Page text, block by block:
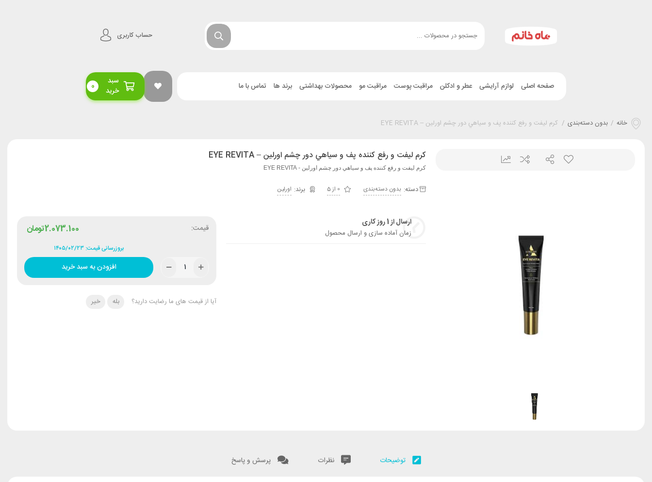
حساب کاربری
صفحه اصلی لوازم آرایشی عطر و ادکلن مراقبت پوست مراقبت مو محصولات بهداشتی برند ها تماس با ما
سبد
خرید
0
خانه / بدون دسته‌بندی / کرم ليفت و رفع کننده پف و سياهي دور چشم اورلین – EYE REVITA
کرم ليفت و رفع کننده پف و سياهي دور چشم اورلین – EYE REVITA
کرم ليفت و رفع کننده پف و سياهي دور چشم اورلین - EYE REVITA
دسته: بدون دسته‌بندی 0 از 5 اورلین
ارسال از 1 روز کاری
زمان آماده سازی و ارسال محصول قیمت: تومان2.073.100
بروزرسانی قیمت: ۱۴۰۵/۰۲/۲۳
افزودن به سبد خرید
آیا از قیمت های ما رضایت دارید؟ بله خیر
توضیحات نظرات پرسش و پاسخ